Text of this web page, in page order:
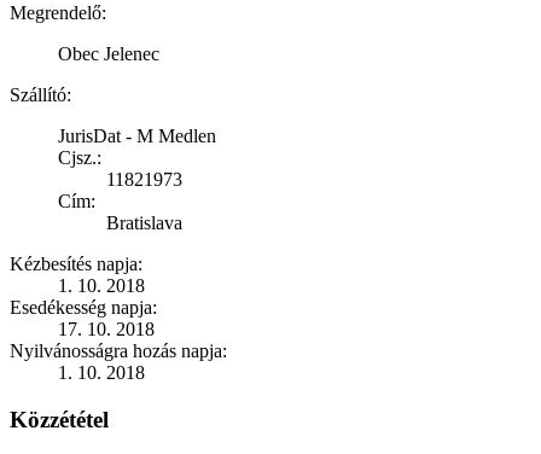
Megrendelő:
Obec Jelenec
Szállító:
JurisDat - M Medlen
Cjsz.:
11821973
Cím:
Bratislava
Kézbesítés napja:
1. 10. 2018
Esedékesség napja:
17. 10. 2018
Nyilvánosságra hozás napja:
1. 10. 2018
Közzététel